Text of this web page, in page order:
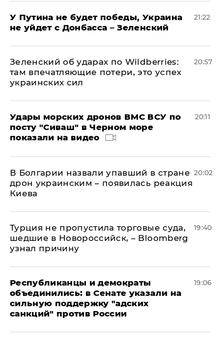
У Путина не будет победы, Украина
не уйдет с Донбасса – Зеленский
21:22
Зеленский об ударах по Wildberries:
там впечатляющие потери, это успех
украинских сил
20:57
Удары морских дронов ВМС ВСУ по
посту "Сиваш" в Черном море
показали на видео
20:11
В Болгарии назвали упавший в стране
дрон украинским – появилась реакция
Киева
20:02
Турция не пропустила торговые суда,
шедшие в Новороссийск, – Bloomberg
узнал причину
19:40
Республиканцы и демократы
объединились: в Сенате указали на
сильную поддержку "адских
санкций" против России
19:06